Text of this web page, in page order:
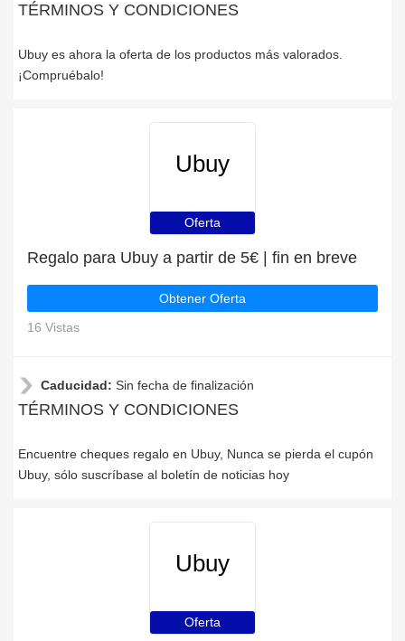
TÉRMINOS Y CONDICIONES
Ubuy es ahora la oferta de los productos más valorados.
¡Compruébalo!
Ubuy
Oferta
Regalo para Ubuy a partir de 5€ | fin en breve
Obtener Oferta
16 Vistas
Caducidad: Sin fecha de finalización
TÉRMINOS Y CONDICIONES
Encuentre cheques regalo en Ubuy, Nunca se pierda el cupón
Ubuy, sólo suscríbase al boletín de noticias hoy
Ubuy
Oferta